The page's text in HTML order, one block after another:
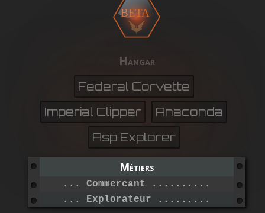
BETA
Hangar
Federal Corvette
Imperial Clipper
Anaconda
Asp Explorer
Métiers
... Commercant
... Explorateur